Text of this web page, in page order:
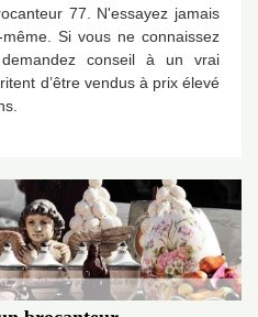
77. N'essayez jamais
Si vous ne connaissez
conseil à un vrai
d’être vendus à prix élevé